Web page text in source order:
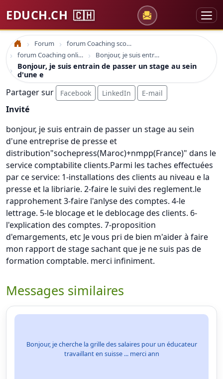
EDUCH.CH 🇨🇭
Accueil Forum
forum Coaching scolaire
forum Coaching online formation professionelle emploi education
Bonjour, je suis entrain de passer un stage au sein d'une e
Bonjour, je suis entrain de passer un stage au sein
d'une e
Partager sur Facebook LinkedIn E-mail
Invité
bonjour, je suis entrain de passer un stage au sein
d'une entreprise de presse et
distribution"sochepress(Maroc)+nmpp(France)" dans le
service comptabilite clients.Parmi les taches effectuées
par ce service: 1-installations des clients au niveau e la
presse et la libriarie. 2-faire le suivi des reglement.le
rapprohement 3-faire l'anlyse des comptes. 4-le
lettrage. 5-le blocage et le deblocage des clients. 6-
l'explication des comptes. 7-proposition
d'emargements, etc Je vous pri de bien m'aider à faire
mon rapport de stage sachant que je ne suis pas de
formation comptable. merci infiniment.
Messages similaires
Bonjour, je cherche la grille des salaires pour un éducateur
travaillant en suisse ... merci ann